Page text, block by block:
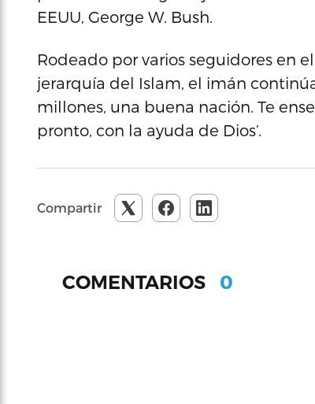
EEUU, George W. Bush.
Rodeado por varios seguidores en
jerarquía del Islam, el imán
millones, una buena nación. Te
pronto, con la ayuda de Dios’.
Compartir
COMENTARIOS 0